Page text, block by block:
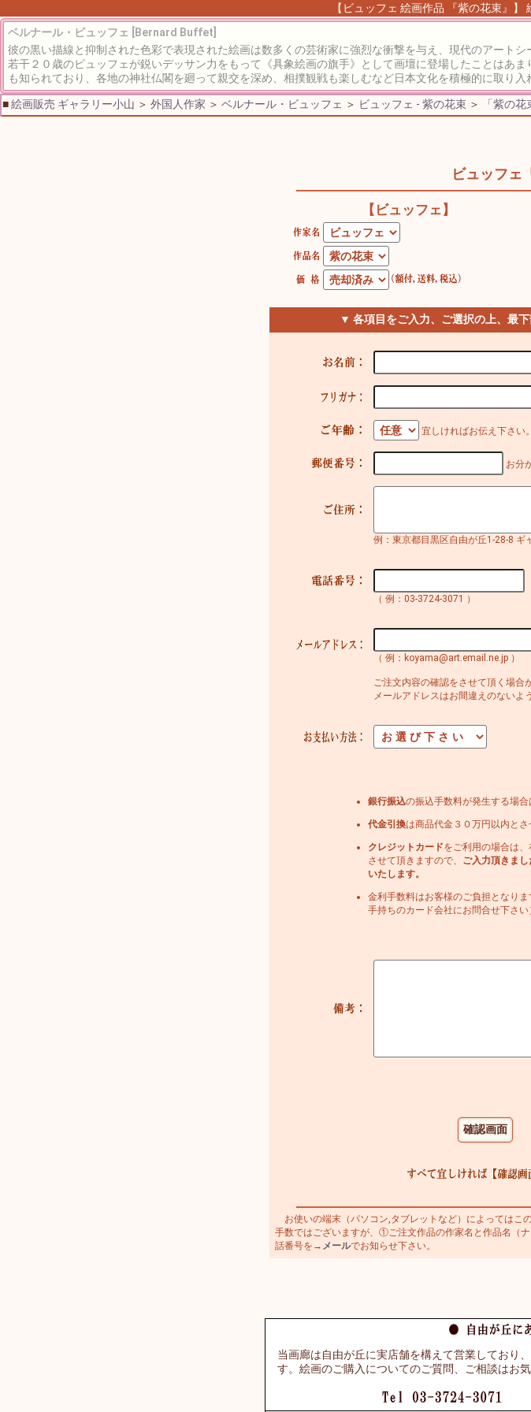
【ビュッフェ 絵画作品 『紫の花束』
ベルナール・ビュッフェ [Bernard Buffet]
彼の黒い描線と抑制された色彩で表現された絵画は数多くの芸術家に強烈な衝撃を与え、現代のアート
若干２０歳のビュッフェが鋭いデッサン力をもって《具象絵画の旗手》として画壇に登場したことはあ
も知られており、各地の神社仏閣を廻って親交を深め、相撲観戦も楽しむなど日本文化を積極的に取り入
■絵画販売 ギャラリー小山 ＞ 外国人作家 ＞ ベルナール・ビュッフェ ＞ ビュッフェ - 紫の花束 ＞ 「紫の
ビュッフェ
【ビュッフェ】
▼ 各項目をご入力、ご選択の上、最
宜しければお伝え下さい。
お分
例：東京都目黒区自由が丘1-28-8 ギ
（ 例：03-3724-3071 ）
（ 例：koyama@art.email.ne.jp ）
ご注文内容の確認をさせて頂く場合
メールアドレスはお間違えのないよ
銀行振込の振込手数料が発生する場合
代金引換は商品代金３０万円以内とさ
クレジットカードをご利用の場合は
させて頂きますので、 ご入力頂きま
いたします。
金利手数料はお客様のご負担となり
手持ちのカード会社にお問合せ下さい
お使いの端末（パソコン,タブレットなど）によってはこ
手数ではございますが、①ご注文作品の作家名と作品名
話番号を→ メールでお知らせ下さい。
当画廊は自由が丘に実店舗を構えて営業しており
す。絵画のご購入についてのご質問、ご相談はお